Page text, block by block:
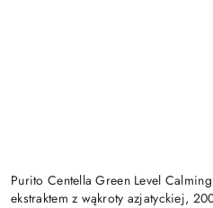
Purito Centella Green Level
ekstraktem z wąkroty azjatyckiej,